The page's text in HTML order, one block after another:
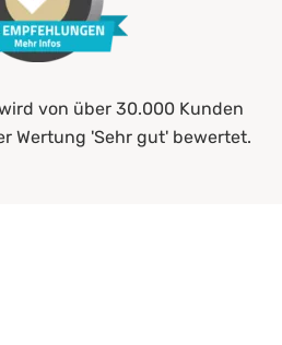
wird von über 30.000 Kunden
Wertung 'Sehr gut' bewertet.